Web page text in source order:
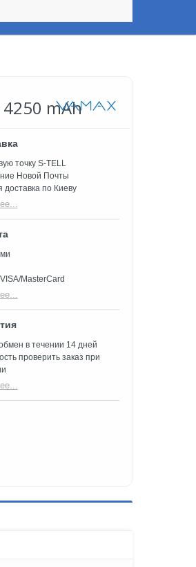
4250 mAh
точку S-TELL
Новой Почты
доставка по Киеву
MasterCard
в течении 14 дней
проверить заказ при